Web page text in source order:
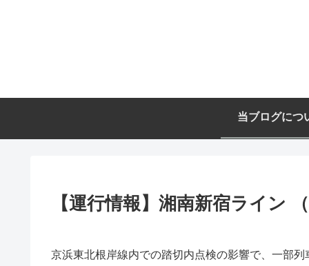
当ブログにつ
【運行情報】湘南新宿ライン
京浜東北根岸線内での踏切内点検の影響で、一部列